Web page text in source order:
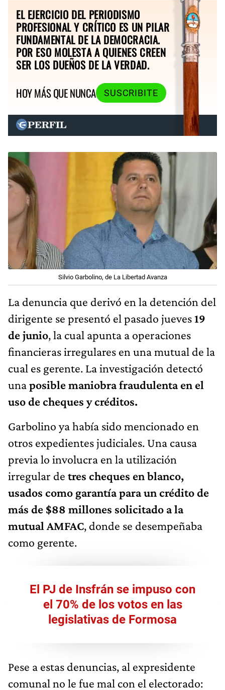
EL EJERCICIO DEL PERIODISMO
PROFESIONAL Y CRÍTICO ES UN PILAR
FUNDAMENTAL DE LA DEMOCRACIA.
POR ESO MOLESTA A QUIENES CREEN
SER LOS DUEÑOS DE LA VERDAD.
HOY MÁS QUE NUNCA
SUSCRIBITE
Silvio Garbolino, de La Libertad Avanza
La denuncia que derivó en la detención del
dirigente se presentó el pasado jueves19
de junio, la cual apunta a operaciones
financieras irregulares en una mutual de la
cual es gerente. La investigación detectó
unaposible maniobra fraudulenta en el
uso de cheques y créditos.
Garbolino ya había sido mencionado en
otros expedientes judiciales. Una causa
previa lo involucra en la utilización
irregular de tres cheques en blanco,
usados como garantía para un crédito de
más de $88 millones solicitado a la
mutual AMFAC, donde se desempeñaba
como gerente.
El PJ de Insfrán se impuso con
el 70% de los votos en las
legislativas de Formosa
Pese a estas denuncias, al expresidente
comunal no le fue mal con el electorado: